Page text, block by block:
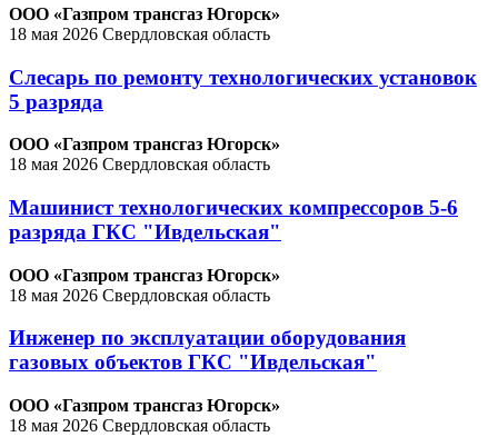
ООО «Газпром трансгаз Югорск»
18 мая 2026 Свердловская область
Слесарь по ремонту технологических установок
5 разряда
ООО «Газпром трансгаз Югорск»
18 мая 2026 Свердловская область
Машинист технологических компрессоров 5-6
разряда ГКС "Ивдельская"
ООО «Газпром трансгаз Югорск»
18 мая 2026 Свердловская область
Инженер по эксплуатации оборудования
газовых объектов ГКС "Ивдельская"
ООО «Газпром трансгаз Югорск»
18 мая 2026 Свердловская область